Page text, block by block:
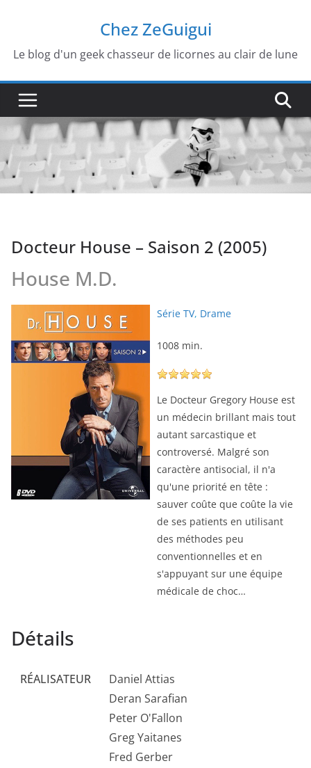
contenu
Chez ZeGuigui
Le blog d'un geek chasseur de licornes au clair de lune
Docteur House – Saison 2 (2005)
House M.D.
Série TV, Drame
1008 min.
Le Docteur Gregory House est
un médecin brillant mais tout
autant sarcastique et
controversé. Malgré son
caractère antisocial, il n'a
qu'une priorité en tête :
sauver coûte que coûte la vie
de ses patients en utilisant
des méthodes peu
conventionnelles et en
s'appuyant sur une équipe
médicale de choc…
Détails
RÉALISATEUR
Daniel Attias
Deran Sarafian
Peter O'Fallon
Greg Yaitanes
Fred Gerber